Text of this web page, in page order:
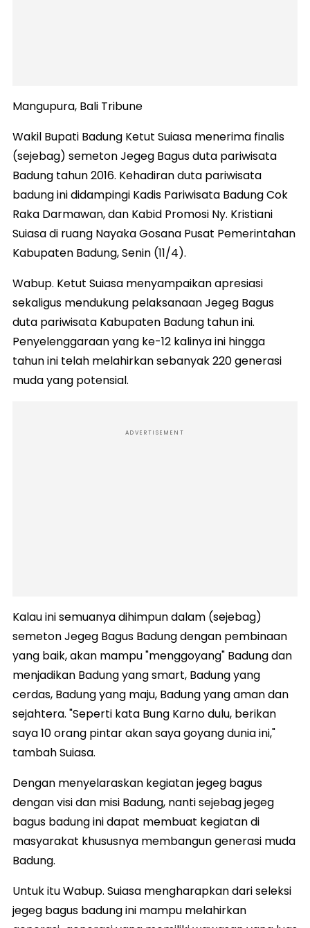
Mangupura, Bali Tribune
Wakil Bupati Badung Ketut Suiasa menerima finalis
(sejebag) semeton Jegeg Bagus duta pariwisata
Badung tahun 2016. Kehadiran duta pariwisata
badung ini didampingi Kadis Pariwisata Badung Cok
Raka Darmawan, dan Kabid Promosi Ny. Kristiani
Suiasa di ruang Nayaka Gosana Pusat Pemerintahan
Kabupaten Badung, Senin (11/4).
Wabup. Ketut Suiasa menyampaikan apresiasi
sekaligus mendukung pelaksanaan Jegeg Bagus
duta pariwisata Kabupaten Badung tahun ini.
Penyelenggaraan yang ke-12 kalinya ini hingga
tahun ini telah melahirkan sebanyak 220 generasi
muda yang potensial.
ADVERTISEMENT
Kalau ini semuanya dihimpun dalam (sejebag)
semeton Jegeg Bagus Badung dengan pembinaan
yang baik, akan mampu "menggoyang" Badung dan
menjadikan Badung yang smart, Badung yang
cerdas, Badung yang maju, Badung yang aman dan
sejahtera. "Seperti kata Bung Karno dulu, berikan
saya 10 orang pintar akan saya goyang dunia ini,"
tambah Suiasa.
Dengan menyelaraskan kegiatan jegeg bagus
dengan visi dan misi Badung, nanti sejebag jegeg
bagus badung ini dapat membuat kegiatan di
masyarakat khususnya membangun generasi muda
Badung.
Untuk itu Wabup. Suiasa mengharapkan dari seleksi
jegeg bagus badung ini mampu melahirkan